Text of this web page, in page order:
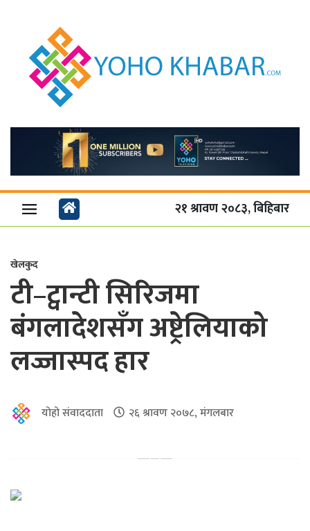
२१ श्रावण २०८३, बिहिबार
खेलकुद
टी–ट्वान्टी सिरिजमा
बंगलादेशसँग अष्ट्रेलियाको
लज्जास्पद हार
योहो संवाददाता २६ श्रावण २०७८, मंगलबार